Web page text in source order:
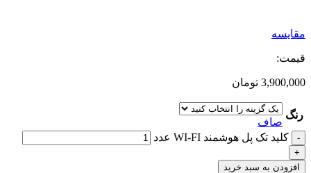
مقایسه
قیمت:
3,900,000 تومان
رنگ
صاف
کلید تک پل هوشمند WI-FI عدد
افزودن به سبد خرید